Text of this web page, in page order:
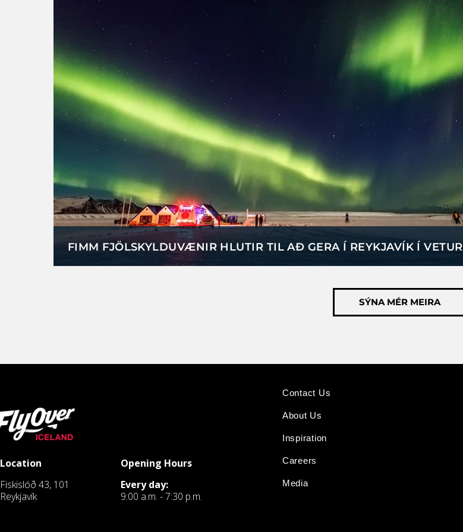
FIMM FJÖLSKYLDUVÆNIR HLUTIR TIL AÐ GERA Í REYKJAVÍK Í VETUR
SÝNA MÉR MEIRA
Location
Fiskislóð 43, 101
Reykjavík
Opening Hours
Every day:
9:00 a.m. - 7:30 p.m.
Contact Us
About Us
Inspiration
Careers
Media